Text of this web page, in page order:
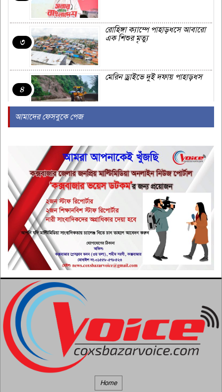
৩
রোহিঙ্গা ক্যাম্পে পাহাড়ধসে আবারো
এক শিশুর মৃত্যু
৪
মেরিন ড্রাইভে দুই দফায় পাহাড়ধস
ইসরায়েলের সঙ্গে আমিরাতের
৬
ঐকমত্যের ভিত্তিতেই জনপ্রত্যাশার
সংবিধান সংস্কার চান সালাহউদ্দিন
আহমদ
৭
ভিনিসিয়ুস কি তাহলে রিয়ালেই
থাকছেন?
৮
সৈকতে প্যারাসেইলিং বন্ধে সরকারকে
আইনি নোটিশ
৯
সদস্য, সাংবাদিক মহলে উৎসাহ
ছিটকে পড়ে পর্যটকের মৃত্যূ
আমাদের ফেসবুকে পেজ
Home